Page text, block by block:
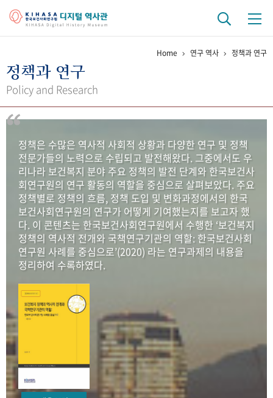
걸어온 길 기관 변천사
연구 역사
정책과 연구 키워드로 보는 연구 역사
연구자들
간행물 변천사
기록물 아카이브
사진 아카이브 문서 기록물 행정박물 영상 기록물
50+1주년 기념
성과 50선 숫자로 보는 50년
세계와 함께 한 KIHASA
VR 역사관
Home 연구 역사 정책과 연구
정책과 연구
Policy and Research
정책은 수많은 역사적 사회적 상황과 다양한 연구 및 정책
전문가들의 노력으로 수립되고 발전해왔다. 그중에서도 우
리나라 보건복지 분야 주요 정책의 발전 단계와 한국보건사
회연구원의 연구 활동의 역할을 중심으로 살펴보았다. 주요
정책별로 정책의 흐름, 정책 도입 및 변화과정에서의 한국
보건사회연구원의 연구가 어떻게 기여했는지를 보고자 했
다. 이 콘텐츠는 한국보건사회연구원에서 수행한 ‘보건복지
정책의 역사적 전개와 국책연구기관의 역할: 한국보건사회
연구원 사례를 중심으로’(2020) 라는 연구과제의 내용을
정리하여 수록하였다.